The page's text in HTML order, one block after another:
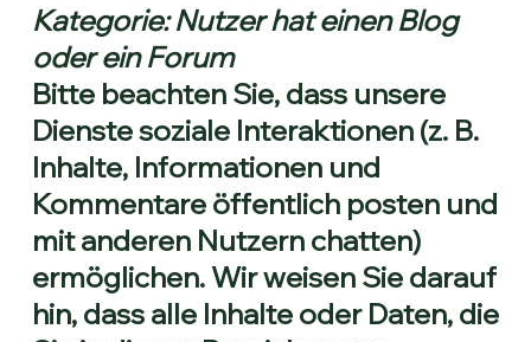
Kategorie: Nutzer hat einen Blog
oder ein Forum
Bitte beachten Sie, dass unsere
Dienste soziale Interaktionen (z. B.
Inhalte, Informationen und
Kommentare öffentlich posten und
mit anderen Nutzern chatten)
ermöglichen. Wir weisen Sie darauf
hin, dass alle Inhalte oder Daten, die